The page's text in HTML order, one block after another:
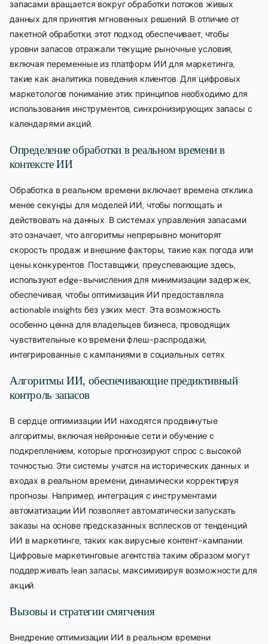
запасами вращается вокруг обработки потоков живых
данных для принятия мгновенных решений. В отличие от
пакетной обработки, этот подход обеспечивает, чтобы
уровни запасов отражали текущие рыночные условия,
включая переменные из платформ ИИ для маркетинга,
такие как аналитика поведения клиентов. Для цифровых
маркетологов понимание этих принципов необходимо для
использования инструментов, синхронизирующих запасы с
календарями акций.
Определение обработки в реальном времени в
контексте ИИ
Обработка в реальном времени включает времена отклика
менее секунды для моделей ИИ, чтобы поглощать и
действовать на данных. В системах управления запасами
это означает, что алгоритмы непрерывно мониторят
скорость продаж и внешние факторы, такие как погода или
цены конкурентов. Поставщики, преуспевающие здесь,
используют edge-вычисления для минимизации задержек,
обеспечивая, чтобы оптимизация ИИ предоставляла
actionable insights без узких мест. Эта возможность
особенно ценна для владельцев бизнеса, проводящих
чувствительные ко времени флеш-распродажи,
интегрированные с кампаниями в социальных сетях.
Алгоритмы ИИ, обеспечивающие предиктивный
контроль запасов
В сердце оптимизации ИИ находятся продвинутые
алгоритмы, включая нейронные сети и обучение с
подкреплением, которые прогнозируют спрос с высокой
точностью. Эти системы учатся на исторических данных и
входах в реальном времени, динамически корректируя
прогнозы. Например, интеграция с инструментами
автоматизации ИИ позволяет автоматически запускать
заказы на основе предсказанных всплесков от тенденций
ИИ в маркетинге, таких как вирусные контент-кампании.
Цифровые маркетинговые агентства таким образом могут
поддерживать lean запасы, максимизируя возможности для
акций.
Вызовы и стратегии смягчения
Внедрение оптимизации ИИ в реальном времени